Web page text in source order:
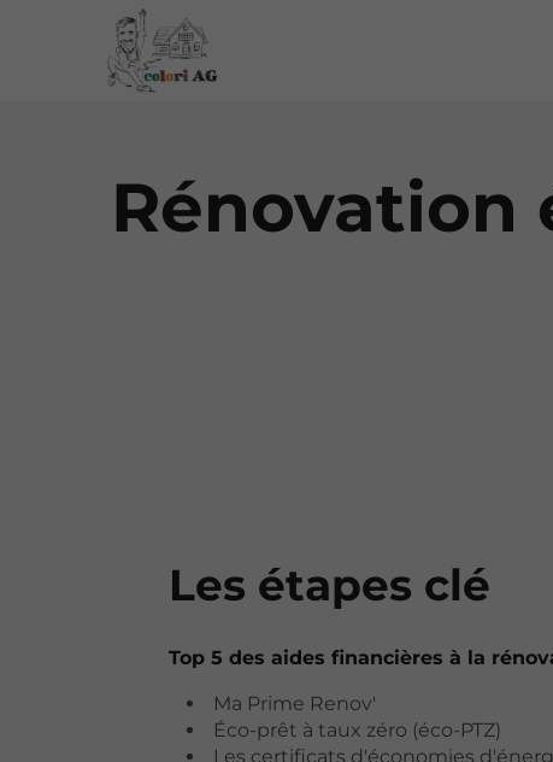
Rénovation
Les étapes clé
Top 5 des aides financières à la
Ma Prime Renov'
Éco-prêt à taux zéro (éco-PTZ)
Les certificats d'économies